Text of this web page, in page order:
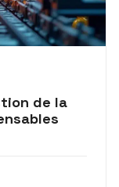
de la